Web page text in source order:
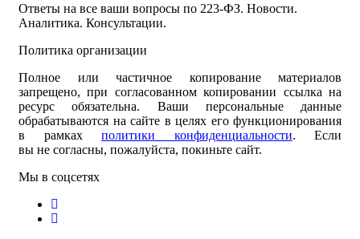
Ответы на все ваши вопросы по 223-ФЗ. Новости.
Аналитика. Консультации.
Политика организации
Полное или частичное копирование материалов
запрещено, при согласованном копировании ссылка на
ресурс обязательна. Ваши персональные данные
обрабатываются на сайте в целях его функционирования
в рамках политики конфиденциальности. Если
вы не согласны, пожалуйста, покиньте сайт.
Мы в соцсетях